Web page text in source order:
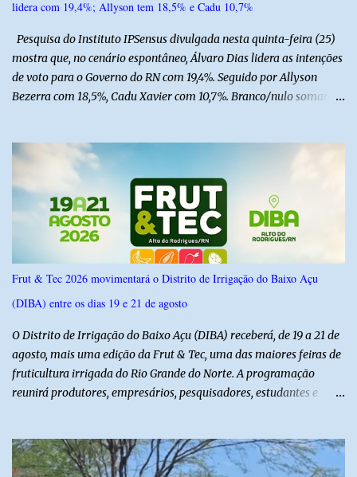
lidera com 19,4%; Allyson tem 18,5% e Cadu 10,7%
Pesquisa do Instituto IPSensus divulgada nesta quinta-feira (25)
mostra que, no cenário espontâneo, Álvaro Dias lidera as intenções
de voto para o Governo do RN com 19,4%. Seguido por Allyson
Bezerra com 18,5%, Cadu Xavier com 10,7%. Branco/nulo somaram
do Norte entre os dias 18 e 22 de junho de 2026. O levantamento
possui margem de erro de 2,5 pontos percentuais e nível de
confiança de 95%. Registro no TSE: RN-09520/2026
Frut & Tec 2026 movimentará o Distrito de Irrigação do Baixo Açu
(DIBA) entre os dias 19 e 21 de agosto
O Distrito de Irrigação do Baixo Açu (DIBA) receberá, de 19 a 21 de
agosto, mais uma edição da Frut & Tec, uma das maiores feiras de
fruticultura irrigada do Rio Grande do Norte. A programação
reunirá produtores, empresários, pesquisadores, estudantes e
instituições e tecnologias voltadas ao setor. Além das atividades
técnicas, a feira contará com programação cultural. No dia 20 de